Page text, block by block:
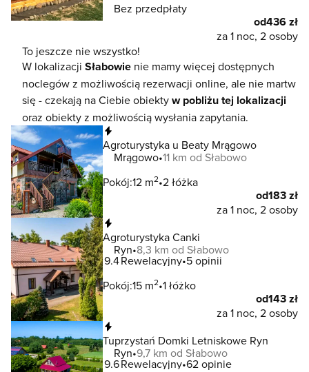
Bez przedpłaty
od436 zł
za 1 noc, 2 osoby
To jeszcze nie wszystko!
W lokalizacji Słabowie nie mamy więcej dostępnych
noclegów z możliwością rezerwacji online, ale nie martw
się - czekają na Ciebie obiektyw pobliżu tej lokalizacji
oraz obiekty z możliwością wysłania zapytania.
Agroturystyka u Beaty Mrągowo
Mrągowo 11 km od Słabowo
Pokój:12 m2 2 łóżka
od183 zł
za 1 noc, 2 osoby
Agroturystyka Canki
Ryn 8,3 km od Słabowo
9.4Rewelacyjny 5 opinii
Pokój:15 m2 1 łóżko
od143 zł
za 1 noc, 2 osoby
Tuprzystań Domki Letniskowe Ryn
Ryn 9,7 km od Słabowo
9.6Rewelacyjny 62 opinie